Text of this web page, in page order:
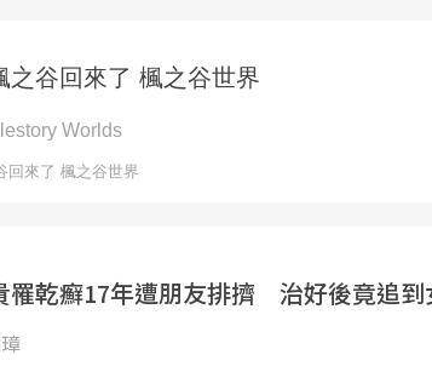
罹乾癬17年遭朋友排擠 治好後竟追到